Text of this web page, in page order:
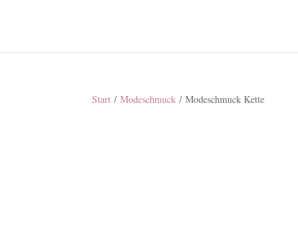
Start /Modeschmuck / Modeschmuck Kette